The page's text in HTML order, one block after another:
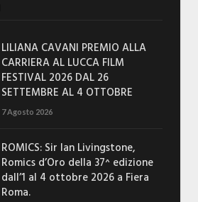
LILIANA CAVANI PREMIO ALLA
CARRIERA AL LUCCA FILM
FESTIVAL 2026 DAL 26
SETTEMBRE AL 4 OTTOBRE
7 Agosto 2026
ROMICS: Sir Ian Livingstone,
Romics d’Oro della 37^ edizione
dall’1 al 4 ottobre 2026 a Fiera
Roma.